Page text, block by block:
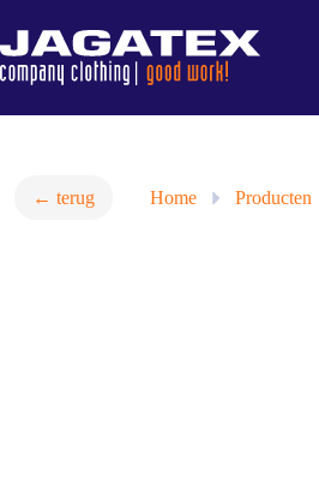
naar
de
inhoud
← terug Home » Producten